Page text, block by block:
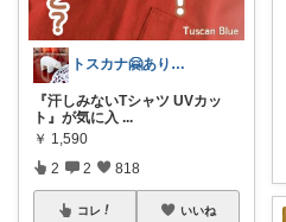
トスカナ🤗ありがとうございます💕
『汗しみないTシャツ UVカッ
ト』が気に入 ...
￥ 1,590
2 2 818
コレ いいね